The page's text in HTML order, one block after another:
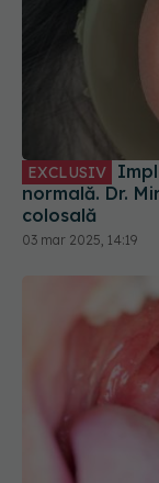
EXCLUSIV Implanturile cohleare, șansă la o viață
normală. Dr.
colosală
03 mar 2025, 14:19